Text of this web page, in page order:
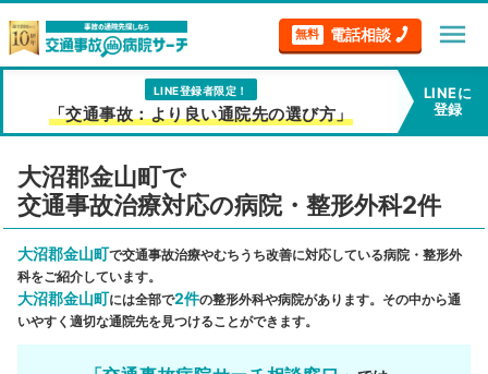
無料 電話相談 menu
LINE登録者限定！
「交通事故：より良い通院先の選び方」
LINEに
登録
大沼郡金山町で
交通事故治療対応の病院・整形外科2件
大沼郡金山町で交通事故治療やむちうち改善に対応している病院・整形外
科をご紹介しています。
大沼郡金山町には全部で2件の整形外科や病院があります。その中から通
いやすく適切な通院先を見つけることができます。